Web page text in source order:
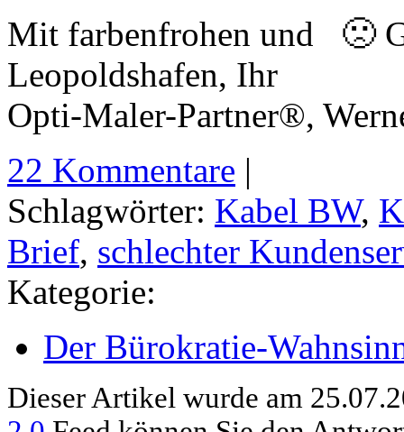
Mit farbenfrohen und 🙁
Leopoldshafen, Ihr
Opti-Maler-Partner®,
22 Kommentare |
Schlagwörter: Kabel BW,
Brief, schlechter
Kategorie:
Der Bürokratie-
Dieser Artikel wurde am